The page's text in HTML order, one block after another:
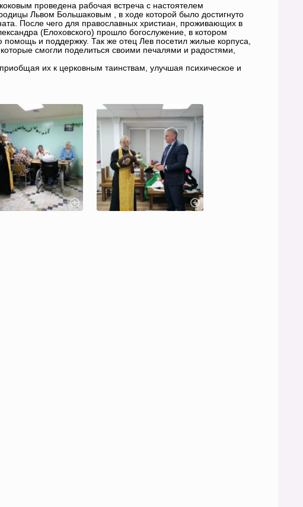
проведена рабочая встреча с настоятелем
Львом Большаковым , в ходе которой было достигнуто
После чего для православных христиан, проживающих в
(Елоховского) прошло богослужение, в котором
и поддержку. Так же отец Лев посетил жилые корпуса,
смогли поделиться своими печалями и радостями,
их к церковным таинствам, улучшая психическое и